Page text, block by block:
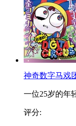
神奇数字马戏
一位25岁的年
评分: